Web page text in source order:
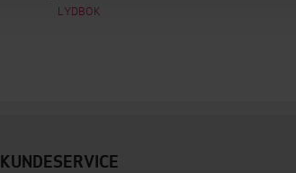
LYDBOK
KUNDESERVICE